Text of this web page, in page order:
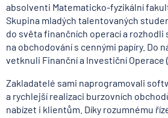
absolventi Matematicko-fyzikální
Skupina mladých talentovaných
do světa finančních operací a
na obchodování s cennými papíry. Do
vetknuli Finanční a Investiční Operace
Zakladatelé sami naprogramovali
a rychlejší realizaci burzovních
nabízet i klientům. Díky rozumnému